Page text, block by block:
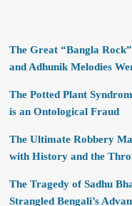
The Great “Bangla
and Adhunik Melodies
The Potted Plant
is an Ontological Fraud
The Ultimate Robbery
with History and the
The Tragedy of Sadhu
Strangled Bengali’s